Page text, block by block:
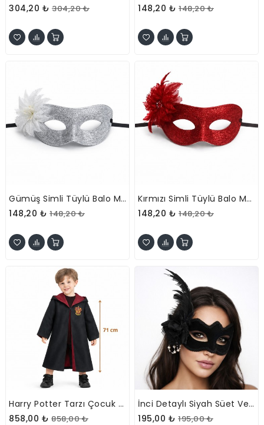
304,20 ₺ 304,20 ₺
148,20 ₺ 148,20 ₺
Gümüş Simli Tüylü Balo Maskesi
148,20 ₺ 148,20 ₺
Kırmızı Simli Tüylü Balo Maskesi
148,20 ₺ 148,20 ₺
Harry Potter Tarzı Çocuk Cübbesi 2-4 Yaş
858,00 ₺ 858,00 ₺
İnci Detaylı Siyah Süet Venedik Kadın Maskesi
195,00 ₺ 195,00 ₺